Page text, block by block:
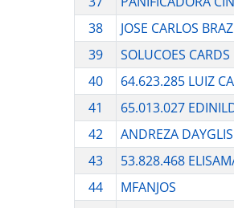
38
JOSE CARLOS
39
SOLUCOES CARDS
40
64.623.285 LUIZ
41
65.013.027
42
ANDREZA
43
53.828.468
44
MFANJOS